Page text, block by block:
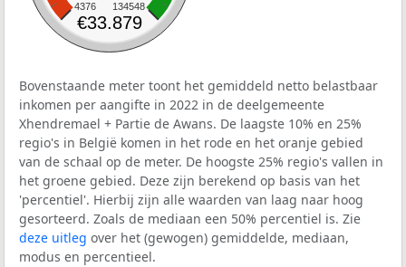
4376 134548
€33.879
Bovenstaande meter toont het gemiddeld netto belastbaar
inkomen per aangifte in 2022 in de deelgemeente
Xhendremael + Partie de Awans. De laagste 10% en 25%
regio's in België komen in het rode en het oranje gebied
van de schaal op de meter. De hoogste 25% regio's vallen in
het groene gebied. Deze zijn berekend op basis van het
'percentiel'. Hierbij zijn alle waarden van laag naar hoog
gesorteerd. Zoals de mediaan een 50% percentiel is. Zie
deze uitleg over het (gewogen) gemiddelde, mediaan,
modus en percentieel.